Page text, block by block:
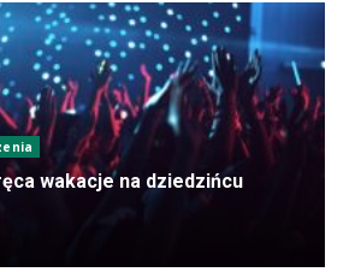
wakacje na dziedzińcu